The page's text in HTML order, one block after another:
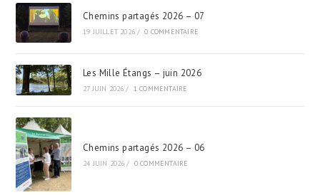
Chemins partagés 2026 – 07
19 JUILLET 2026 / 0 COMMENTAIRE
Les Mille Étangs – juin 2026
27 JUIN 2026 / 1 COMMENTAIRE
Chemins partagés 2026 – 06
24 JUIN 2026 / 0 COMMENTAIRE